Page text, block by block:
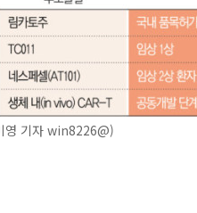
영 기자 win8226@)